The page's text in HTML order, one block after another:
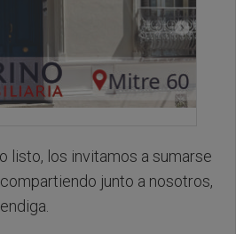
listo, los invitamos a sumarse
junto a nosotros,